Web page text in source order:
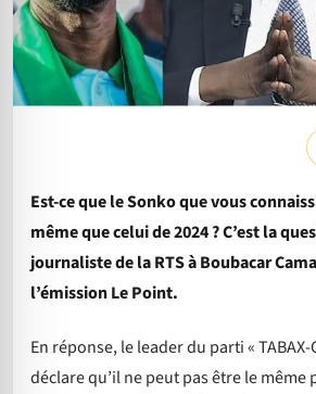
Est-ce que le Sonko que vous
même que celui de 2024 ? C’est la
journaliste de la RTS à Boubacar
l’émission Le Point.
En réponse, le leader du parti « TABAX-
déclare qu’il ne peut pas être le même